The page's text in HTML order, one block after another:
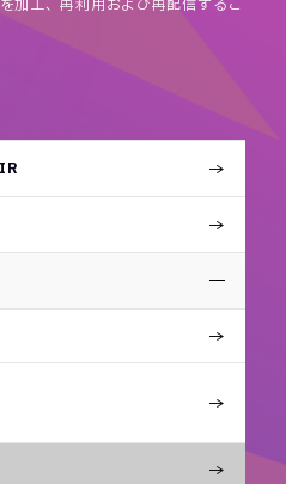
加工、再利用および再配信するこ
IR